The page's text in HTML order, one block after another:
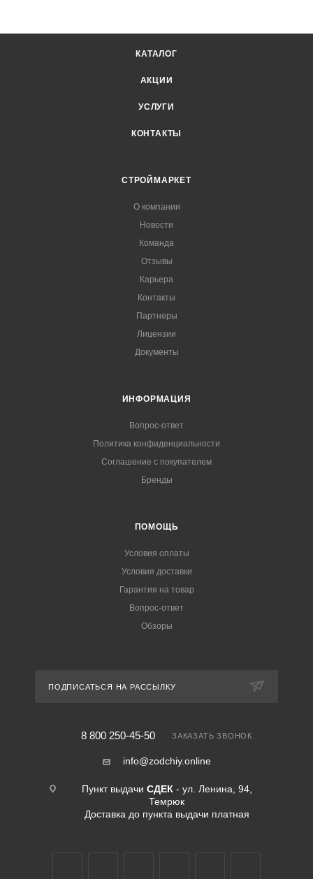
КАТАЛОГ
АКЦИИ
УСЛУГИ
КОНТАКТЫ
СТРОЙМАРКЕТ
О компании
Новости
Команда
Отзывы
Карьера
Контакты
Партнеры
Лицензии
Документы
ИНФОРМАЦИЯ
Вопрос-ответ
Политика конфиденциальности
Соглашение с покупателем
Бренды
ПОМОЩЬ
Условия оплаты
Условия доставки
Гарантия на товар
Вопрос-ответ
Обзоры
ПОДПИСАТЬСЯ НА РАССЫЛКУ
8 800 250-45-50 ЗАКАЗАТЬ ЗВОНОК
info@zodchiy.online
Пункт выдачи СДЕК - ул. Ленина, 94,
Темрюк
Доставка до пункта выдачи платная